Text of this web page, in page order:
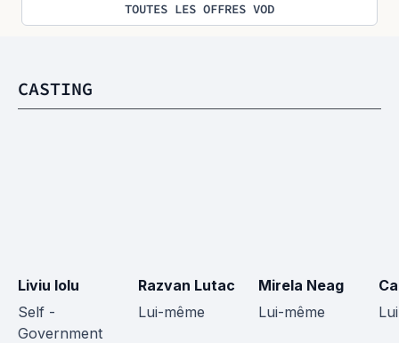
TOUTES LES OFFRES VOD
CASTING
Liviu Iolu
Self -
Government
Razvan Lutac
Lui-même
Mirela Neag
Lui-même